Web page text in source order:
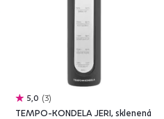
5,0 3
TEMPO-KONDELA JERI, sklenená